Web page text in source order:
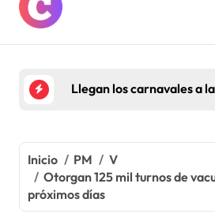
Llegan los carnavales a
Inicio PM
V
Otorgan 125 mil turnos de
próximos días